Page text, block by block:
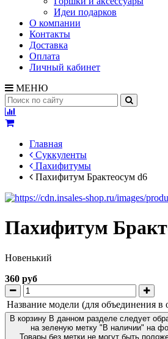
Идеи подарков
О компании
Контакты
Доставка
Оплата
Личный кабинет
МЕНЮ
Главная
Суккуленты
Пахифитумы
Пахифитум Брактеосум d6
Пахифитум
Новенький
360 руб
Название модели (для объединения в
В корзину В данном разделе следует
на зеленую метку "В наличии" на
Товары без метки не могут быть